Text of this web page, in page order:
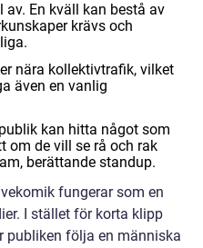
En kväll kan bestå av
krävs och
nära kollektivtrafik, vilket
även en vanlig
kan hitta något som
om de vill se rå och rak
berättande standup.
fungerar som en
I stället för korta klipp
publiken följa en människa